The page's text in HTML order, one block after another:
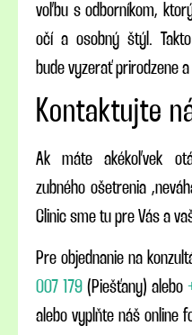
voľbu s odborníkom,
očí a osobný štýl.
bude vyzerať prirodzene
Kontaktujte
Ak máte akékoľvek
zubného ošetrenia
Clinic sme tu pre Vás a
Pre objednanie na
007 179(Piešťany) alebo
alebo vyplňte náš online